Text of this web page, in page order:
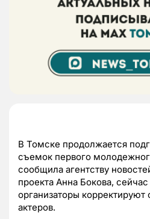
В Томске продолжается
съемок первого
сообщила агентству
проекта Анна Бокова, сейчас
организаторы корректируют
актеров.